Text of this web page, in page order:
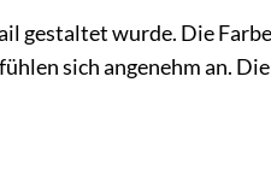
gestaltet wurde. Die
sich angenehm an.